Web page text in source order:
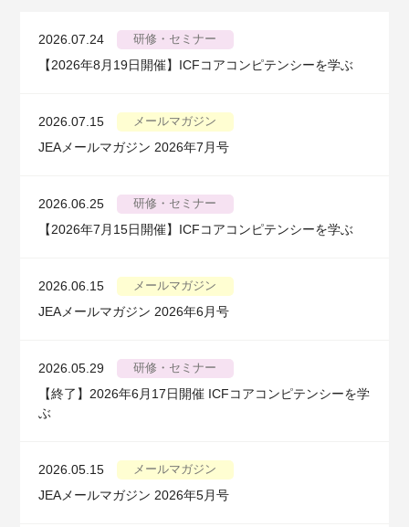
2026.07.24 研修・セミナー
【2026年8月19日開催】ICFコアコンピテンシーを学ぶ
2026.07.15 メールマガジン
JEAメールマガジン 2026年7月号
2026.06.25 研修・セミナー
【2026年7月15日開催】ICFコアコンピテンシーを学ぶ
2026.06.15 メールマガジン
JEAメールマガジン 2026年6月号
2026.05.29 研修・セミナー
【終了】2026年6月17日開催 ICFコアコンピテンシーを学
ぶ
2026.05.15 メールマガジン
JEAメールマガジン 2026年5月号